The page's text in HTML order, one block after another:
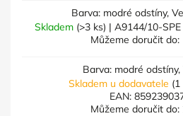
Barva: modré odstíny,
Skladem (>3 ks) | A9144/10-SPE
Můžeme doručit do:
Barva: modré
Skladem u dodavatele (1
EAN:
Můžeme doručit do: